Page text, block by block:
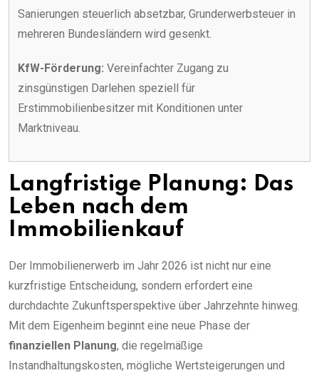
Sanierungen steuerlich absetzbar, Grunderwerbsteuer in
mehreren Bundesländern wird gesenkt.
KfW-Förderung: Vereinfachter Zugang zu
zinsgünstigen Darlehen speziell für
Erstimmobilienbesitzer mit Konditionen unter
Marktniveau.
Langfristige Planung: Das
Leben nach dem
Immobilienkauf
Der Immobilienerwerb im Jahr 2026 ist nicht nur eine
kurzfristige Entscheidung, sondern erfordert eine
durchdachte Zukunftsperspektive über Jahrzehnte hinweg.
Mit dem Eigenheim beginnt eine neue Phase der
finanziellen Planung, die regelmäßige
Instandhaltungskosten, mögliche Wertsteigerungen und